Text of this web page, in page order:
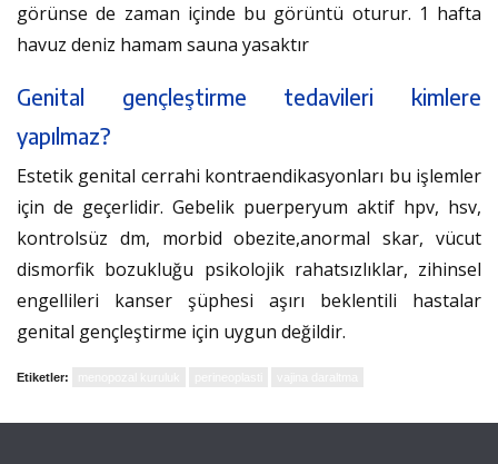
görünse de zaman içinde bu görüntü oturur. 1 hafta
havuz deniz hamam sauna yasaktır
Genital gençleştirme tedavileri kimlere
yapılmaz?
Estetik genital cerrahi kontraendikasyonları bu işlemler
için de geçerlidir. Gebelik puerperyum aktif hpv, hsv,
kontrolsüz dm, morbid obezite,anormal skar, vücut
dismorfik bozukluğu psikolojik rahatsızlıklar, zihinsel
engellileri kanser şüphesi aşırı beklentili hastalar
genital gençleştirme için uygun değildir.
Etiketler: